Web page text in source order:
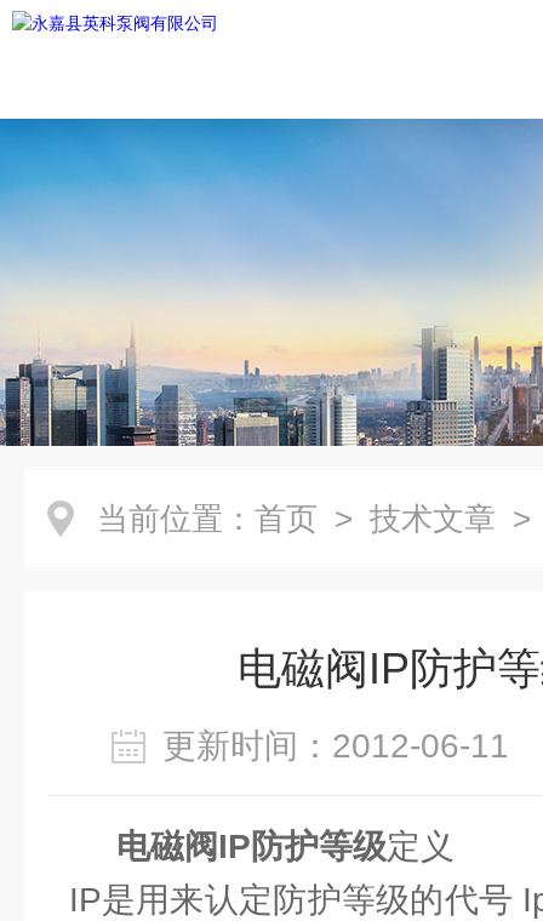
当前位置： 首页 > 技术文章 >
电磁阀IP防护
更新时间：2012-06-
电磁阀IP防护等级定义
IP是用来认定防护等级的代号